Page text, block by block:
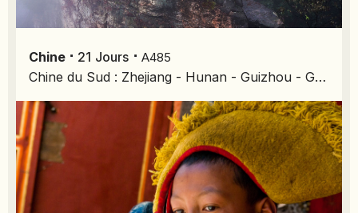
TURQUIE
ZANZIBAR
Chine ⋅ 21 Jours ⋅ A485
Chine du Sud : Zhejiang - Hunan - Guizhou - Guangxi